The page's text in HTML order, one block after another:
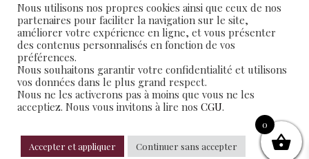
J'accepte de recevoir les e-mails Mañana Maison
d’édition et confirme avoir pris connaissance des
conditionsgénérales de vente et d'utilisation
SUIVEZ-NOUS
Nous utilisons nos propres cookies ainsi que ceux de nos
partenaires pour faciliter la navigation sur le site,
améliorer votre expérience en ligne, et vous présenter
des contenus personnalisés en fonction de vos
préférences.
Nous souhaitons garantir votre confidentialité et utilisons
vos données dans le plus grand respect.
Nous ne les activerons pas à moins que vous ne les
acceptiez. Nous vous invitons à lire nos CGU.
Accepter et appliquer Continuer sans accepter
0